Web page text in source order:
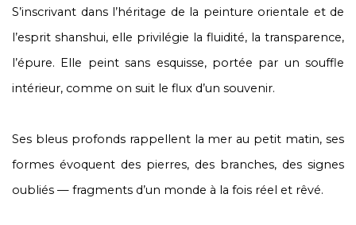
S’inscrivant dans l’héritage de la peinture orientale et de
l’esprit shanshui, elle privilégie la fluidité, la transparence,
l’épure. Elle peint sans esquisse, portée par un souffle
intérieur, comme on suit le flux d’un souvenir.
Ses bleus profonds rappellent la mer au petit matin, ses
formes évoquent des pierres, des branches, des signes
oubliés — fragments d’un monde à la fois réel et rêvé.